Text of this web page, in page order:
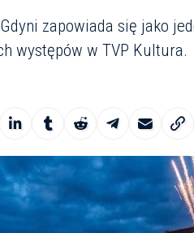
Gdyni zapowiada się jako
występów w TVP Kultura.